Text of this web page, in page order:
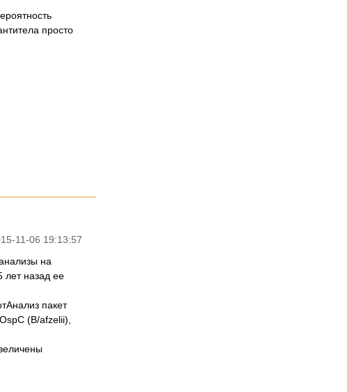
просто
11-06 19:13:57
на
лет назад ее
пакет
(B/afzelii),